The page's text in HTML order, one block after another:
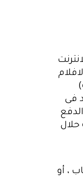
فى
، أو